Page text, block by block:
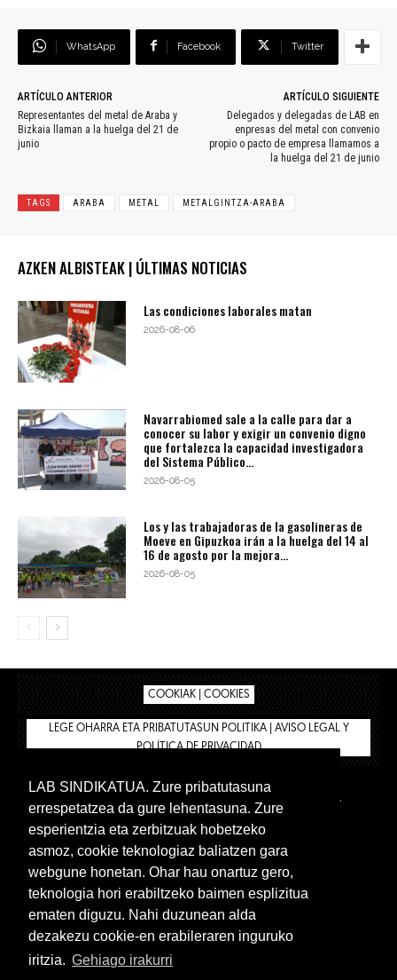
WhatsApp Facebook Twitter
ARTÍCULO ANTERIOR
Representantes del metal de Araba y
Bizkaia llaman a la huelga del 21 de
junio
ARTÍCULO SIGUIENTE
Delegados y delegadas de LAB en
enpresas del metal con convenio
propio o pacto de empresa llamamos a
la huelga del 21 de junio
TAGS ARABA METAL METALGINTZA-ARABA
AZKEN ALBISTEAK | ÚLTIMAS NOTICIAS
Las condiciones laborales matan
2026-08-06
Navarrabiomed sale a la calle para dar a
conocer su labor y exigir un convenio digno
que fortalezca la capacidad investigadora
del Sistema Público...
2026-08-05
Los y las trabajadoras de la gasolineras de
Moeve en Gipuzkoa irán a la huelga del 14 al
16 de agosto por la mejora...
2026-08-05
COOKIAK | COOKIES
LEGE OHARRA ETA PRIBATUTASUN POLITIKA | AVISO LEGAL Y
POLÍTICA DE PRIVACIDAD
BIZILAN.EUS
TIENDA
INTRANET 🔑
Euskera Castellano
LAB SINDIKATUA. Zure pribatutasuna
errespetatzea da gure lehentasuna. Zure
esperientzia eta zerbitzuak hobetzeko
asmoz, cookie teknologiaz baliatzen gara
webgune honetan. Ohar hau onartuz gero,
teknologia hori erabiltzeko baimen esplizitua
ematen diguzu. Nahi duzunean alda
dezakezu cookie-en erabileraren inguruko
iritzia. Gehiago irakurri